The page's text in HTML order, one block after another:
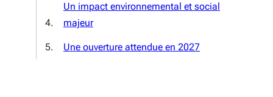
Un impact environnemental et social
majeur
Une ouverture attendue en 2027